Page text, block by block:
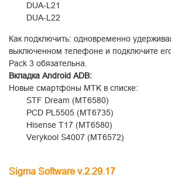
DUA-L21
DUA-L22
Как подключить: одновременно
выключенном телефоне и подключите
Pack 3 обязательна.
Вкладка Android ADB:
Новые смартфоны MTK в списке:
STF Dream (MT6580)
PCD PL5505 (MT6735)
Hisense T17 (MT6580)
Verykool S4007 (MT6572)
Sigma Software v.2.29.17